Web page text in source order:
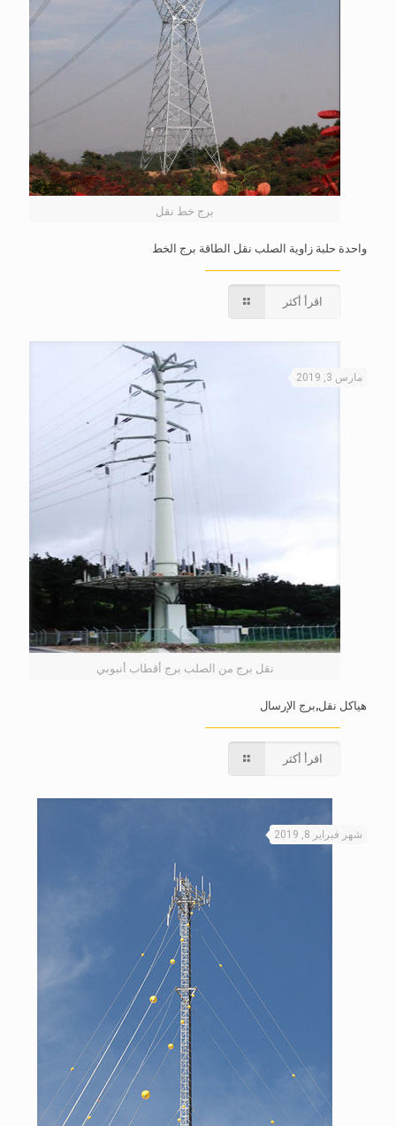
برج خط نقل
واحدة حلبة زاوية الصلب نقل الطاقة برج الخط
اقرأ أكثر
نقل برج من الصلب برج أقطاب أنبوبي
مارس 3, 2019
هياكل نقل,برج الإرسال
اقرأ أكثر
شهر فبراير 8, 2019